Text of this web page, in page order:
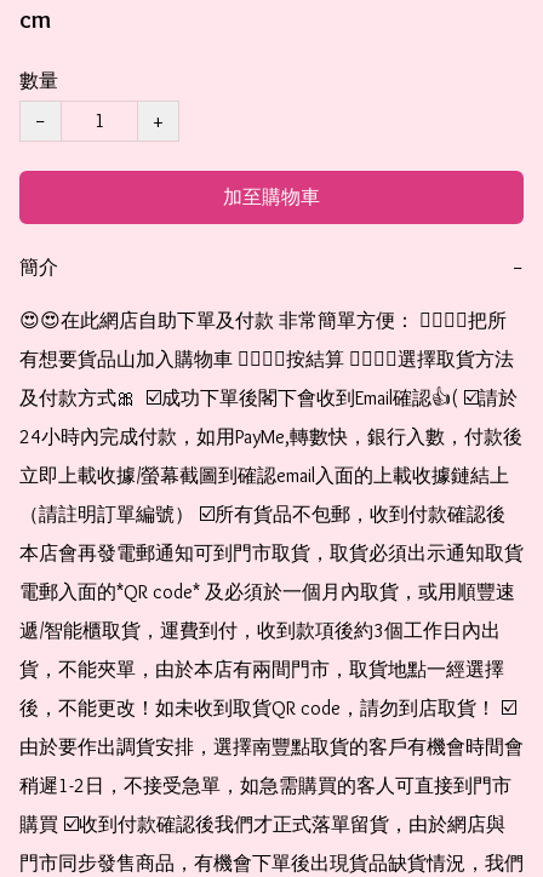
cm
數量
−
+
加至購物車
簡介 −
😍😍在此網店自助下單及付款 非常簡單方便： 👉🏻👉🏻把所
有想要貨品山加入購物車 👉🏻👉🏻按結算 👉🏻👉🏻選擇取貨方法
及付款方式🎀  ☑️成功下單後閣下會收到Email確認👍( ☑️請於
24小時內完成付款，如用PayMe,轉數快，銀行入數，付款後
立即上載收據/螢幕截圖到確認email入面的上載收據鏈結上
（請註明訂單編號） ☑️所有貨品不包郵，收到付款確認後
本店會再發電郵通知可到門市取貨，取貨必須出示通知取貨
電郵入面的*QR code* 及必須於一個月內取貨，或用順豐速
遞/智能櫃取貨，運費到付，收到款項後約3個工作日內出
貨，不能夾單，由於本店有兩間門市，取貨地點一經選擇
後，不能更改！如未收到取貨QR code，請勿到店取貨！ ☑️
由於要作出調貨安排，選擇南豐點取貨的客戶有機會時間會
稍遲1-2日，不接受急單，如急需購買的客人可直接到門市
購買 ☑️收到付款確認後我們才正式落單留貨，由於網店與
門市同步發售商品，有機會下單後出現貨品缺貨情況，我們